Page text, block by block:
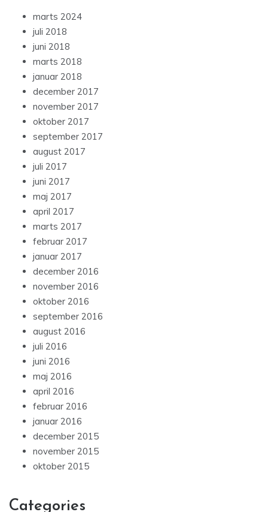
marts 2024
juli 2018
juni 2018
marts 2018
januar 2018
december 2017
november 2017
oktober 2017
september 2017
august 2017
juli 2017
juni 2017
maj 2017
april 2017
marts 2017
februar 2017
januar 2017
december 2016
november 2016
oktober 2016
september 2016
august 2016
juli 2016
juni 2016
maj 2016
april 2016
februar 2016
januar 2016
december 2015
november 2015
oktober 2015
Categories